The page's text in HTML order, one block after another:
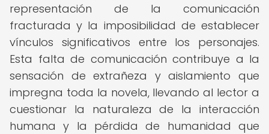
representación de la comunicación
fracturada y la imposibilidad de establecer
vínculos significativos entre los personajes.
Esta falta de comunicación contribuye a la
sensación de extrañeza y aislamiento que
impregna toda la novela, llevando al lector a
cuestionar la naturaleza de la interacción
humana y la pérdida de humanidad que